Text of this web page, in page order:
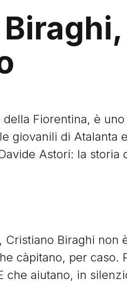
Fiorentina, è
giovanili di Atalanta
Astori: la storia
Cristiano Biraghi non
càpitano, per caso.
che aiutano, in